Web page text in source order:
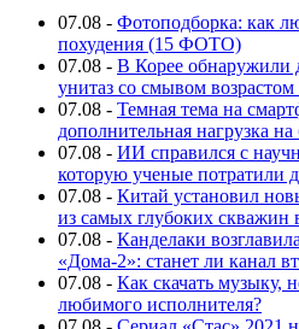
07.08 - Фотоподборка: как
похудения (15 ФОТО)
07.08 - В Корее обнаружили
унитаз со смывом возрастом
07.08 - Темная тема на
дополнительная нагрузка на
07.08 - ИИ справился с
которую ученые потратили
07.08 - Китай установил
из самых глубоких скважин
07.08 - Канделаки
«Дома-2»: станет ли канал
07.08 - Как скачать музыку,
любимого исполнителя?